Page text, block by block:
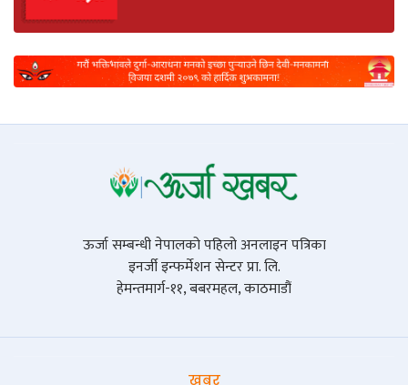
ऊर्जा सम्बन्धी नेपालको पहिलो अनलाइन पत्रिका
इनर्जी इन्फर्मेशन सेन्टर प्रा. लि.
हेमन्तमार्ग-११, बबरमहल, काठमाडौं
खबर